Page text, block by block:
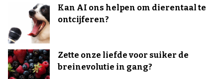
Kan AI ons helpen om dierentaal te
ontcijferen?
Zette onze liefde voor suiker de
breinevolutie in gang?